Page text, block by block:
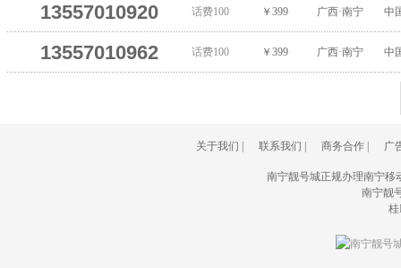
13557010920 话费100 ￥399 广西·南宁 中
13557010962 话费100 ￥399 广西·南宁 中
关于我们 联系我们 商务合作| 广
南宁靓号城正规办理南宁移
南宁靓
桂